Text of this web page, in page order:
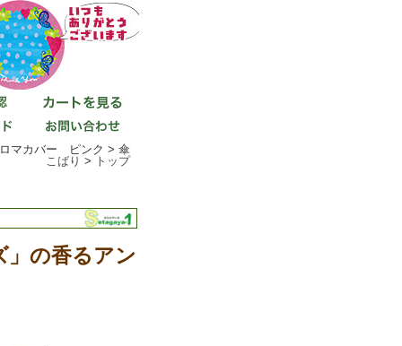
ロマカバー ピンク > 傘
こばり > トップ
の香るアン